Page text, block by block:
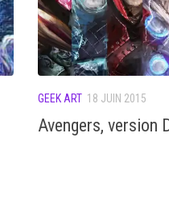
GEEK ART 18 JUIN 2015
Avengers, version